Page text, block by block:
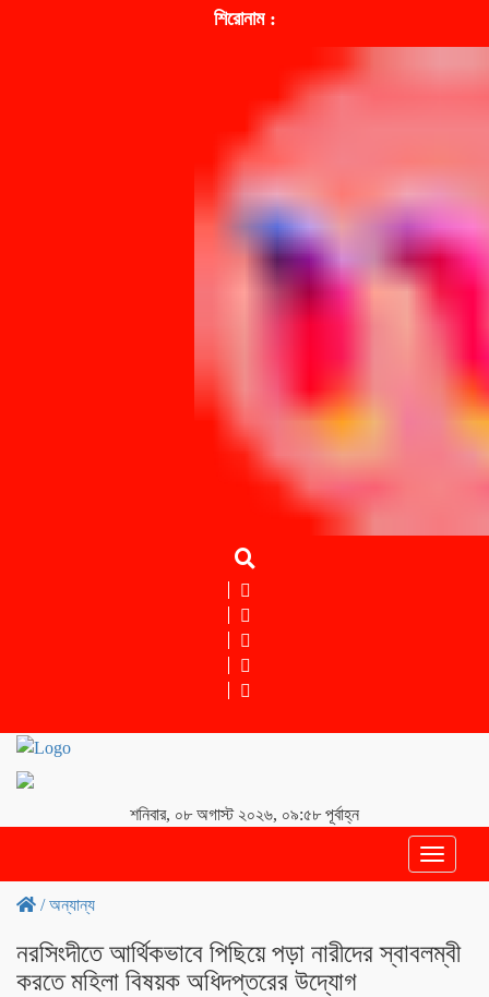
শিরোনাম :
শনিবার, ০৮ অগাস্ট ২০২৬, ০৯:৫৮ পূর্বাহ্ন
Toggle
/অন্যান্য
নরসিংদীতে আর্থিকভাবে পিছিয়ে পড়া নারীদের স্বাবলম্বী
করতে মহিলা বিষয়ক অধিদপ্তরের উদ্যোগ